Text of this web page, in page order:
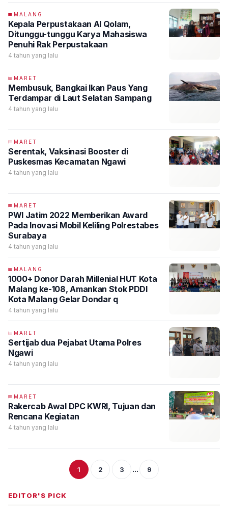
MALANG
Kepala Perpustakaan Al Qolam,
Ditunggu-tunggu Karya Mahasiswa
Penuhi Rak Perpustakaan
4 tahun yang lalu
MARET
Membusuk, Bangkai Ikan Paus Yang
Terdampar di Laut Selatan Sampang
4 tahun yang lalu
MARET
Serentak, Vaksinasi Booster di
Puskesmas Kecamatan Ngawi
4 tahun yang lalu
MARET
PWI Jatim 2022 Memberikan Award
Pada Inovasi Mobil Keliling Polrestabes
Surabaya
4 tahun yang lalu
MALANG
1000+ Donor Darah Millenial HUT Kota
Malang ke-108, Amankan Stok PDDI
Kota Malang Gelar Dondar q
4 tahun yang lalu
MARET
Sertijab dua Pejabat Utama Polres
Ngawi
4 tahun yang lalu
MARET
Rakercab Awal DPC KWRI, Tujuan dan
Rencana Kegiatan
4 tahun yang lalu
1 2 3 ... 9
EDITOR'S PICK